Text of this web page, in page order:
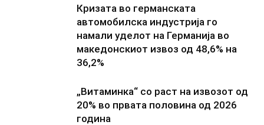
Кризата во германската
автомобилска индустрија го
намали уделот на Германија во
македонскиот извоз од 48,6% на
36,2%
„Витаминка“ со раст на извозот од
20% во првата половина од 2026
година